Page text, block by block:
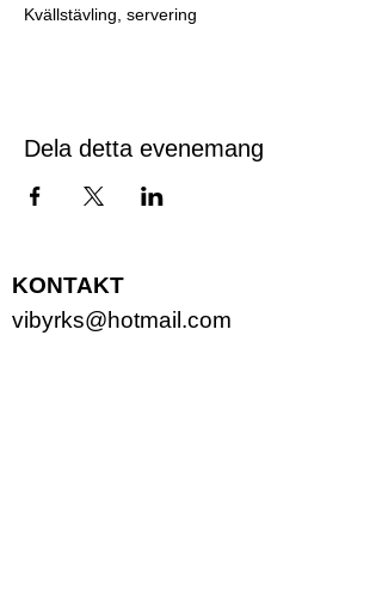
Kvällstävling, servering
Dela detta evenemang
KONTAKT
vibyrks@hotmail.com